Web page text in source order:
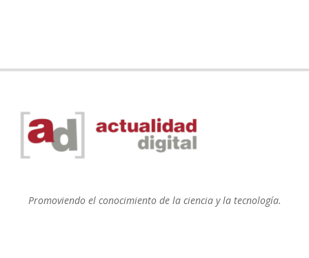
Promoviendo el conocimiento de la ciencia y la tecnología.